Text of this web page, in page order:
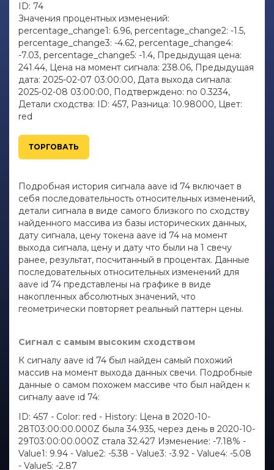
ID: 74
Значения процентных изменений:
percentage_change1: 6.96, percentage_change2: -1.5,
percentage_change3: -4.62, percentage_change4:
-7.03, percentage_change5: -1.4, Предыдущая цена:
241.44, Цена на момент сигнала: 238.06, Предыдущая
дата: 2025-02-07 03:00:00, Дата выхода сигнала:
2025-02-08 03:00:00, Подтверждено: no 0.3234,
Детали сходства: ID: 457, Разница: 10.98000, Цвет:
red
ТОРГОВАТЬ
Подробная история сигнала aave id 74 включает в
себя последовательность относительных изменений,
детали сигнала в виде самого близкого по сходству
найденного массива из базы исторических данных,
дату сигнала, цену токена aave id 74 на момент
выхода сигнала, цену и дату что были на 1 свечу
ранее, результат, посчитанный в процентах. Данные
последовательных относительных изменений для
aave id 74 представлены на графике в виде
накопленных абсолютных значений, что
геометрически повторяет реальный паттерн цены.
Сигнал с самым высоким сходством
К сигналу aave id 74 был найден самый похожий
массив на момент выхода данных свечи. Подробные
данные о самом похожем массиве что был найден к
сигналу aave id 74:
ID: 457 - Color: red - History: Цена в 2020-10-
28T03:00:00.000Z была 34.935, через день в 2020-10-
29T03:00:00.000Z стала 32.427 Изменение: -7.18% -
Value1: 9.94 - Value2: -5.38 - Value3: -3.92 - Value4: -5.08
- Value5: -2.87